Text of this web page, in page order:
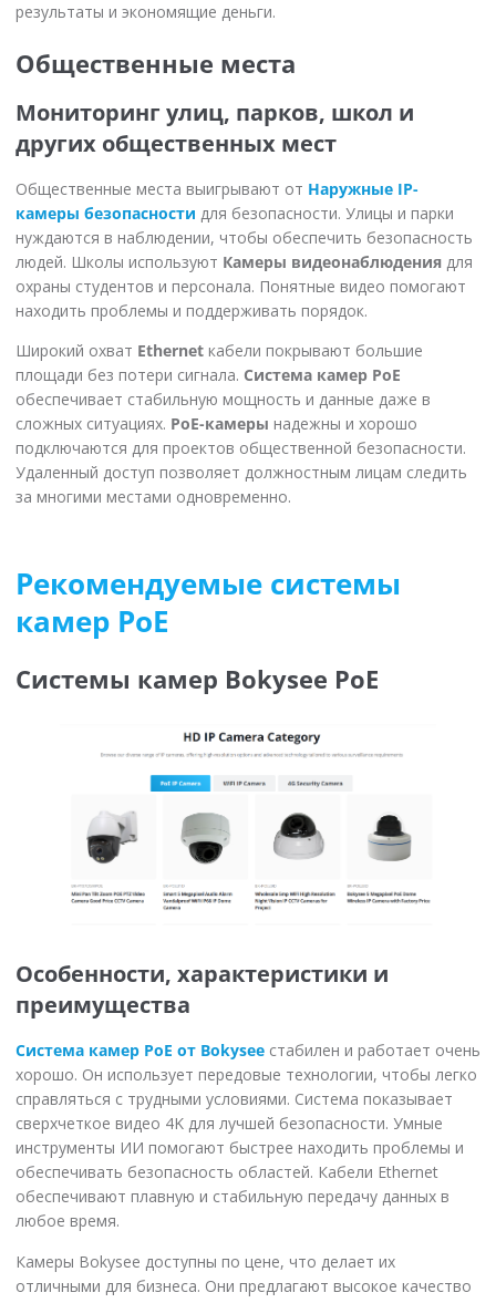
результаты и экономящие деньги.
Общественные места
Мониторинг улиц, парков, школ и
других общественных мест
Общественные места выигрывают от Наружные IP-
камеры безопасности для безопасности. Улицы и парки
нуждаются в наблюдении, чтобы обеспечить безопасность
людей. Школы используют Камеры видеонаблюдения для
охраны студентов и персонала. Понятные видео помогают
находить проблемы и поддерживать порядок.
Широкий охват Ethernet кабели покрывают большие
площади без потери сигнала. Система камер PoE
обеспечивает стабильную мощность и данные даже в
сложных ситуациях. PoE-камеры надежны и хорошо
подключаются для проектов общественной безопасности.
Удаленный доступ позволяет должностным лицам следить
за многими местами одновременно.
Рекомендуемые системы
камер PoE
Системы камер Bokysee PoE
Особенности, характеристики и
преимущества
Система камер PoE от Bokysee стабилен и работает очень
хорошо. Он использует передовые технологии, чтобы легко
справляться с трудными условиями. Система показывает
сверхчеткое видео 4K для лучшей безопасности. Умные
инструменты ИИ помогают быстрее находить проблемы и
обеспечивать безопасность областей. Кабели Ethernet
обеспечивают плавную и стабильную передачу данных в
любое время.
Камеры Bokysee доступны по цене, что делает их
отличными для бизнеса. Они предлагают высокое качество